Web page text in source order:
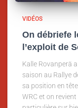
VIDÉOS
On débriefe
l’exploit de
Kalle Rovanperä
saison au Rallye
sa position en
WRC et on